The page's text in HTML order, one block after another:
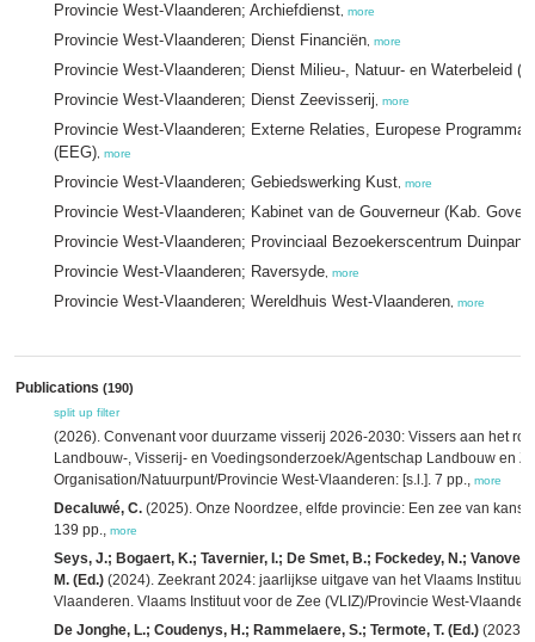
Provincie West-Vlaanderen; Archiefdienst more
Provincie West-Vlaanderen; Dienst Financiën more
Provincie West-Vlaanderen; Dienst Milieu-, Natuur- en Waterbeleid
Provincie West-Vlaanderen; Dienst Zeevisserij
more
Provincie West-Vlaanderen; Externe Relaties, Europese
(EEG) more
Provincie West-Vlaanderen; Gebiedswerking Kust more
Provincie West-Vlaanderen; Kabinet van de Gouverneur (Kab.
Provincie West-Vlaanderen; Provinciaal Bezoekerscentrum
Provincie West-Vlaanderen; Raversyde more
Provincie West-Vlaanderen; Wereldhuis West-Vlaanderen more
Publications (190)
split up filter
(2026). Convenant voor duurzame visserij 2026-2030: Vissers aan het
Landbouw-, Visserij- en Voedingsonderzoek/Agentschap Landbouw en
Organisation/Natuurpunt/Provincie West-Vlaanderen: [s.l.]. 7 pp., more
Decaluwé, C. (2025). Onze Noordzee, elfde provincie: Een zee van
139 pp., more
Seys, J.; Bogaert, K.; Tavernier, I.; De Smet, B.; Fockedey, N.;
M. (Ed.) (2024). Zeekrant 2024: jaarlijkse uitgave van het Vlaams Instituut
Vlaanderen. Vlaams Instituut voor de Zee (VLIZ)/Provincie West-
De Jonghe, L.; Coudenys, H.; Rammelaere, S.; Termote, T. (Ed.) (2023).